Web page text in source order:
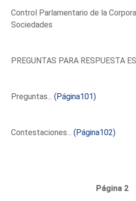
Control Parlamentario de la
Sociedades
PREGUNTAS PARA RESPUESTA
Preguntas...(Página101)
Contestaciones...(Página102)
Página 2